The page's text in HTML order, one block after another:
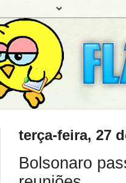
terça-feira, 27
Bolsonaro